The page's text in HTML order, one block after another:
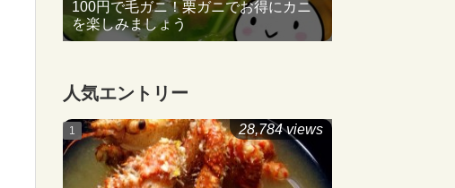
100円で毛ガニ！栗ガニでお得にカニ
を楽しみましょう
人気エントリー
28,784 views